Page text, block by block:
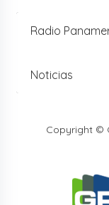
Radio
Noticias
Copyright ©